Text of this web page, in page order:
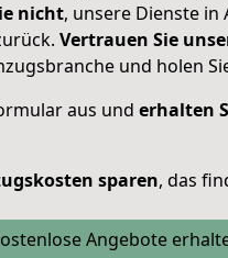
nicht, unsere Dienste in
Vertrauen Sie
und holen
aus und erhalten
sparen, das
Angebote